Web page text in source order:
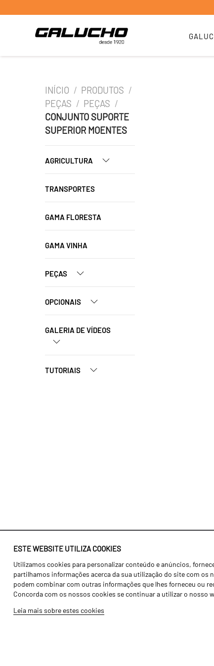
ESTE WEBSITE UTILIZA COOKIES
Utilizamos cookies para personalizar conteúdo e anúncios,
partilhamos informações acerca da sua utilização do site com os
podem combinar com outras informações que lhes forneceu ou
Concorda com os nossos cookies se continuar a utilizar o nosso
Leia mais sobre estes cookies
INÍCIO / PRODUTOS /
PEÇAS / PEÇAS /
CONJUNTO SUPORTE
SUPERIOR MOENTES
AGRICULTURA
TRANSPORTES
GAMA FLORESTA
GAMA VINHA
PEÇAS
OPCIONAIS
GALERIA DE VÍDEOS
TUTORIAIS
Identidade
História
Fábrica / Produção
Recursos Humanos
Agricultura
Transportes
Gama Floresta